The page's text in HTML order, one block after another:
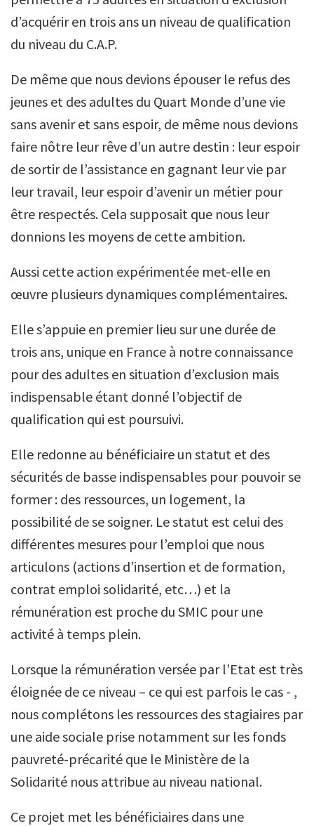
d’acquérir en trois ans un niveau de qualification
du niveau du C.A.P.
De même que nous devions épouser le refus des
jeunes et des adultes du Quart Monde d’une vie
sans avenir et sans espoir, de même nous devions
faire nôtre leur rêve d’un autre destin : leur espoir
de sortir de l’assistance en gagnant leur vie par
leur travail, leur espoir d’avenir un métier pour
être respectés. Cela supposait que nous leur
donnions les moyens de cette ambition.
Aussi cette action expérimentée met-elle en
œuvre plusieurs dynamiques complémentaires.
Elle s’appuie en premier lieu sur une durée de
trois ans, unique en France à notre connaissance
pour des adultes en situation d’exclusion mais
indispensable étant donné l’objectif de
qualification qui est poursuivi.
Elle redonne au bénéficiaire un statut et des
sécurités de basse indispensables pour pouvoir se
former : des ressources, un logement, la
possibilité de se soigner. Le statut est celui des
différentes mesures pour l’emploi que nous
articulons (actions d’insertion et de formation,
contrat emploi solidarité, etc…) et la
rémunération est proche du SMIC pour une
activité à temps plein.
Lorsque la rémunération versée par l’Etat est très
éloignée de ce niveau – ce qui est parfois le cas - ,
nous complétons les ressources des stagiaires par
une aide sociale prise notamment sur les fonds
pauvreté-précarité que le Ministère de la
Solidarité nous attribue au niveau national.
Ce projet met les bénéficiaires dans une